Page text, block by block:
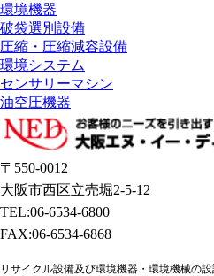
環境機器
破袋選別設備
圧縮・圧縮減容設備
環境システム
センサリーマシン
油空圧機器
〒550-0012
大阪市西区立売堀2-5-12
TEL:06-6534-6800
FAX:06-6534-6868
リサイクル設備及び環境機器・環境機械の